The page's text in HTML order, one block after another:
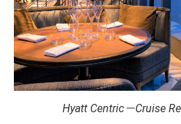
Hyatt Centric－Cruise